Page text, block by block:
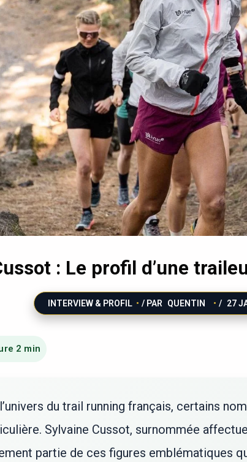
: Le profil d’une
INTERVIEW & PROFIL / PAR QUENTIN / 27
du trail running français, certains
Sylvaine Cussot, surnommée
partie de ces figures emblématiques